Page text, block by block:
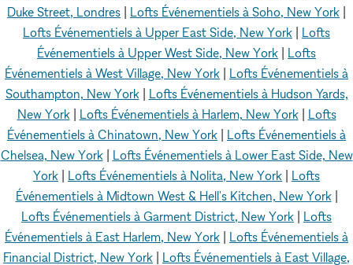
Duke Street, Londres
Lofts Événementiels à Soho, New York
Lofts Événementiels à Upper East Side, New York
Lofts
Événementiels à Upper West Side, New York
Lofts
Événementiels à West Village, New York
Lofts Événementiels à
Southampton, New York| Lofts Événementiels à Hudson Yards,
New York| Lofts Événementiels à Harlem, New York| Lofts
Événementiels à Chinatown, New York
Lofts Événementiels à
Chelsea, New York| Lofts Événementiels à Lower East Side, New
York
Lofts Événementiels à Nolita, New York
Lofts
Événementiels à Midtown West & Hell's Kitchen, New York|
Lofts Événementiels à Garment District, New York
Lofts
Événementiels à East Harlem, New York
Lofts Événementiels à
Financial District, New York
Lofts Événementiels à East Village,